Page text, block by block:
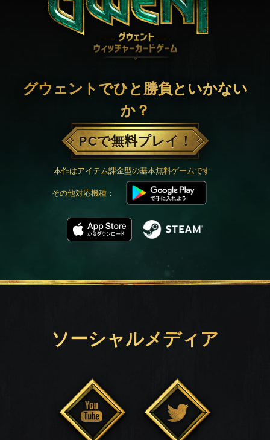
グウェントでひと勝負といかない
か？
PCで無料プレイ！
本作はアイテム課金型の基本無料ゲームです
その他対応機種：
ソーシャルメディア